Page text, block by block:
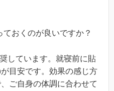
おくのが良いですか？
しています。就寝前に貼
目安です。効果の感じ方
ご自身の体調に合わせて